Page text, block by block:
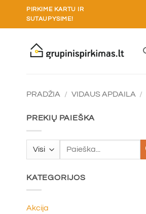
content
PIRKIME KARTU IR
SUTAUPYSIME!
PRADŽIA / VIDAUS APDAILA /
PREKIŲ PAIEŠKA
Ieškoti:
KATEGORIJOS
Akcija